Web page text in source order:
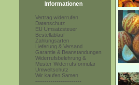
Informationen
Vertrag widerrufen
Datenschutz
EU Umsatzsteuer
Bestellablauf
Zahlungsarten
Lieferung & Versand
Garantie & Beanstandungen
Widerrufsbelehrung &
Muster-Widerrufsformular
Umweltschutz
Wir kaufen Samen
------------------------